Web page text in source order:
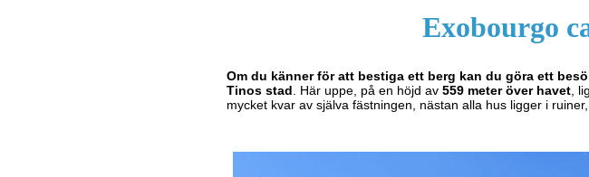
Exobourgo
Om du känner för att bestiga ett berg kan du göra ett
Tinos stad . Här uppe, på en höjd av 559 meter över havet ,
mycket kvar av själva fästningen, nästan alla hus ligger i